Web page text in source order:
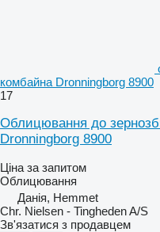
комбайна Dronningborg 8900
17
Облицювання до
Dronningborg 8900
Ціна за запитом
Облицювання
Данія, Hemmet
Chr. Nielsen - Tingheden A/S
Зв'язатися з продавцем